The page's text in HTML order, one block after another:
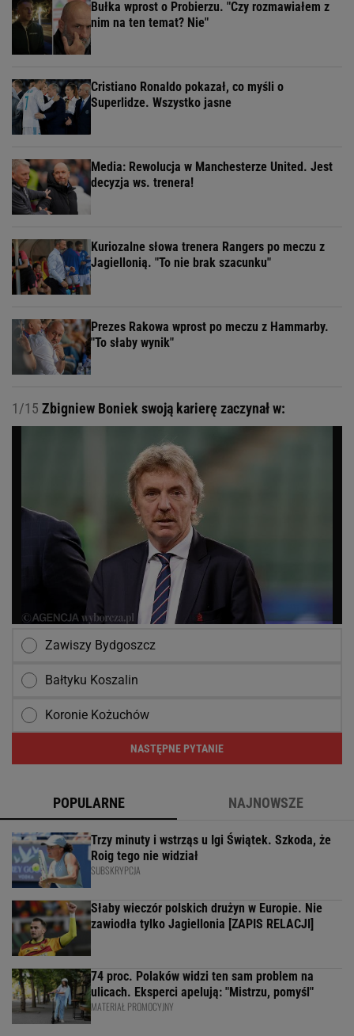
Bułka wprost o Probierzu. "Czy rozmawiałem z
nim na ten temat? Nie"
Cristiano Ronaldo pokazał, co myśli o
Superlidze. Wszystko jasne
Media: Rewolucja w Manchesterze United. Jest
decyzja ws. trenera!
Kuriozalne słowa trenera Rangers po meczu z
Jagiellonią. "To nie brak szacunku"
Prezes Rakowa wprost po meczu z Hammarby.
"To słaby wynik"
1/15 Zbigniew Boniek swoją karierę zaczynał w:
Zawiszy Bydgoszcz
Bałtyku Koszalin
Koronie Kożuchów
NASTĘPNE PYTANIE
POPULARNE NAJNOWSZE
Trzy minuty i wstrząs u Igi Świątek. Szkoda, że
Roig tego nie widział
SUBSKRYPCJA
Słaby wieczór polskich drużyn w Europie. Nie
zawiodła tylko Jagiellonia [ZAPIS RELACJI]
74 proc. Polaków widzi ten sam problem na
ulicach. Eksperci apelują: "Mistrzu, pomyśl"
MATERIAŁ PROMOCYJNY